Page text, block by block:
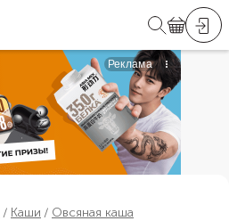
Каши
Овсяная каша